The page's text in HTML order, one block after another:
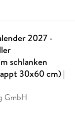
2027 -
schlanken
30x60 cm) |
GmbH